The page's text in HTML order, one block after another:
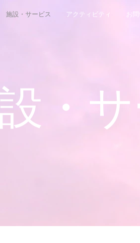
施設・サービス アクティビティ お
・